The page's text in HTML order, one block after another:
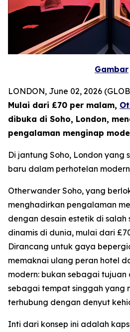
Gambar
LONDON, June 02, 2026
Mulai dari £70 per malam,
dibuka di Soho, London,
pengalaman menginap
Di jantung Soho, London yang
baru dalam perhotelan
Otherwander Soho, yang
menghadirkan pengalaman
dengan desain estetik di
dinamis di dunia, mulai dari
Dirancang untuk gaya
memaknai ulang peran hotel
modern: bukan sebagai tujuan
sebagai tempat singgah yang
terhubung dengan denyut
Inti dari konsep ini adalah